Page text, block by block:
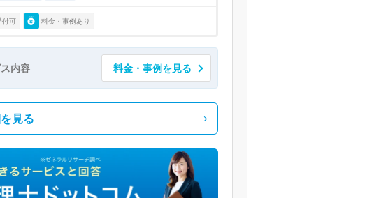
付可 料金・事例あり
内容 料金・事例を見る
見る